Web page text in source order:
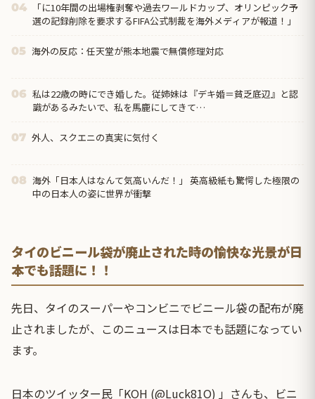
04
「に10年間の出場権剥奪や過去ワールドカップ、オリンピック予
選の記録削除を要求するFIFA公式制裁を海外メディアが報道！」
05 海外の反応：任天堂が熊本地震で無償修理対応
06 私は22歳の時にでき婚した。従姉妹は『デキ婚＝貧乏底辺』と認
識があるみたいで、私を馬鹿にしてきて…
07 外人、スクエニの真実に気付く
08 海外「日本人はなんて気高いんだ！」 英高級紙も驚愕した極限の
中の日本人の姿に世界が衝撃
タイのビニール袋が廃止された時の愉快な光景が日
本でも話題に！！
先日、タイのスーパーやコンビニでビニール袋の配布が廃
止されましたが、このニュースは日本でも話題になってい
ます。
日本のツイッター民「KOH (@Luck81O) 」さんも、ビニ